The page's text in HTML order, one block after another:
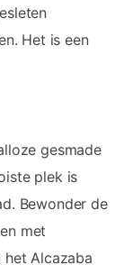
Het is een
gesmade
plek is
Bewonder de
met
het Alcazaba